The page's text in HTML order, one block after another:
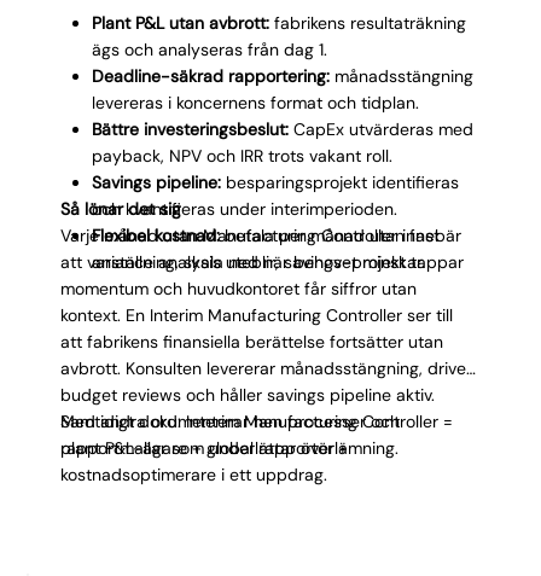
Plant P&L utan avbrott:fabrikens resultaträkning
ägs och analyseras från dag 1.
Deadline-säkrad rapportering:månadsstängning
levereras i koncernens format och tidplan.
Bättre investeringsbeslut:CapEx utvärderas med
payback, NPV och IRR trots vakant roll.
Savings pipeline:besparingsprojekt identifieras
och kvantifieras under interimperioden.
Flexibel kostnad:betala per månad utan fast
anställning, skala ned när behovet minskar.
Så lönar det sig
Varje månad utan Manufacturing Controller innebär
att variance analysis uteblir, savings-projekt tappar
momentum och huvudkontoret får siffror utan
kontext. En Interim Manufacturing Controller ser till
att fabrikens finansiella berättelse fortsätter utan
avbrott. Konsulten levererar månadsstängning, driver
budget reviews och håller savings pipeline aktiv.
Samtidigt dokumenterar hen processer och
rapportmallar som underlättar överlämning.
Med andra ord: Interim Manufacturing Controller =
plant P&L-ägare + global rapportör +
kostnadsoptimerare i ett uppdrag.